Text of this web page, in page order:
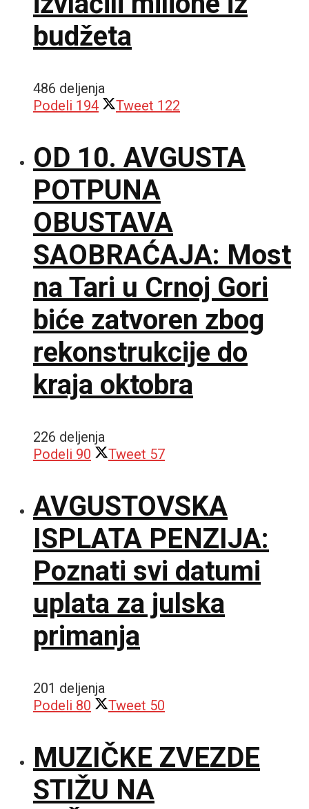
budžeta
486 deljenja
Podeli 194 Tweet 122
OD 10. AVGUSTA
POTPUNA
OBUSTAVA
SAOBRAĆAJA: Most
na Tari u Crnoj Gori
biće zatvoren zbog
rekonstrukcije do
kraja oktobra
226 deljenja
Podeli 90 Tweet 57
AVGUSTOVSKA
ISPLATA PENZIJA:
Poznati svi datumi
uplata za julska
primanja
201 deljenja
Podeli 80 Tweet 50
MUZIČKE ZVEZDE
STIŽU NA